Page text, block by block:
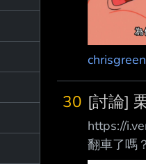
chrisgreen
30 [討論]
https://
翻車了嗎